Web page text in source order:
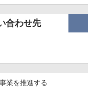
合わせ先
業を推進する